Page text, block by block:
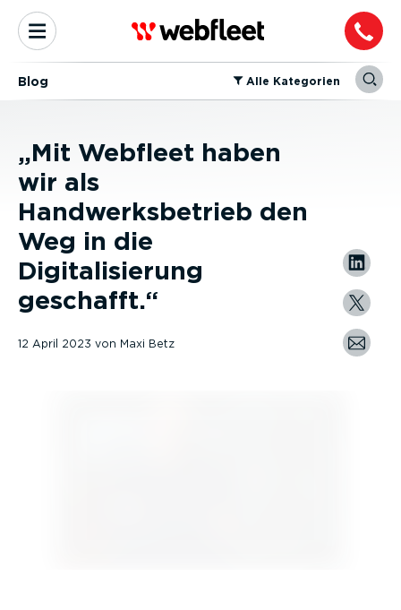
Blog ⁠Alle Kategorien
„Mit Webfleet haben
wir als
Handwerksbetrieb den
Weg in die
Digitalisierung
geschafft.“
12 April 2023 von Maxi Betz